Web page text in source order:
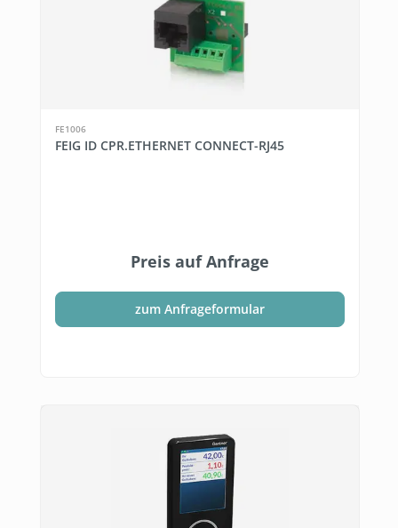
FE1006
FEIG ID CPR.ETHERNET CONNECT-RJ45
Preis auf Anfrage
zum Anfrageformular